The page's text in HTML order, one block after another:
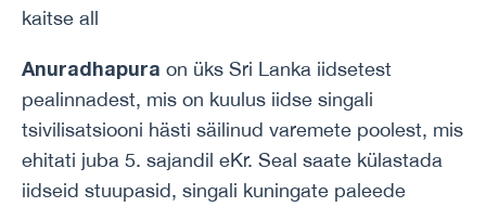
kaitse all
Anuradhapura on üks Sri Lanka iidsetest
pealinnadest, mis on kuulus iidse singali
tsivilisatsiooni hästi säilinud varemete poolest, mis
ehitati juba 5. sajandil eKr. Seal saate külastada
iidseid stuupasid, singali kuningate paleede